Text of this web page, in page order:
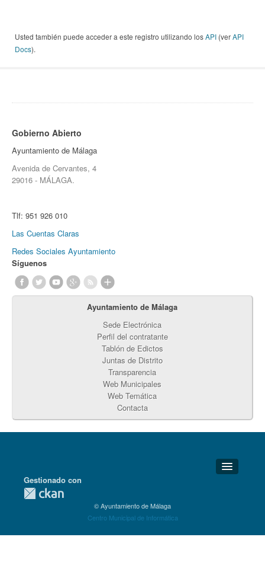
Usted también puede acceder a este registro utilizando losAPI (verAPI
Docs).
Gobierno Abierto
Ayuntamiento de Málaga
Avenida de Cervantes, 4
29016 - MÁLAGA.
Tlf: 951 926 010
Las Cuentas Claras
Redes Sociales Ayuntamiento
Síguenos
Ayuntamiento de Málaga
Sede Electrónica
Perfil del contratante
Tablón de Edictos
Juntas de Distrito
Transparencia
Web Municipales
Web Temática
Contacta
Detalles Técnicos
Gestionado con
© Ayuntamiento de Málaga
Centro Municipal de Informática